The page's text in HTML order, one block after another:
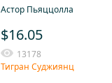
Астор Пьяццолла
$16.05
13178
Тигран Суджиянц